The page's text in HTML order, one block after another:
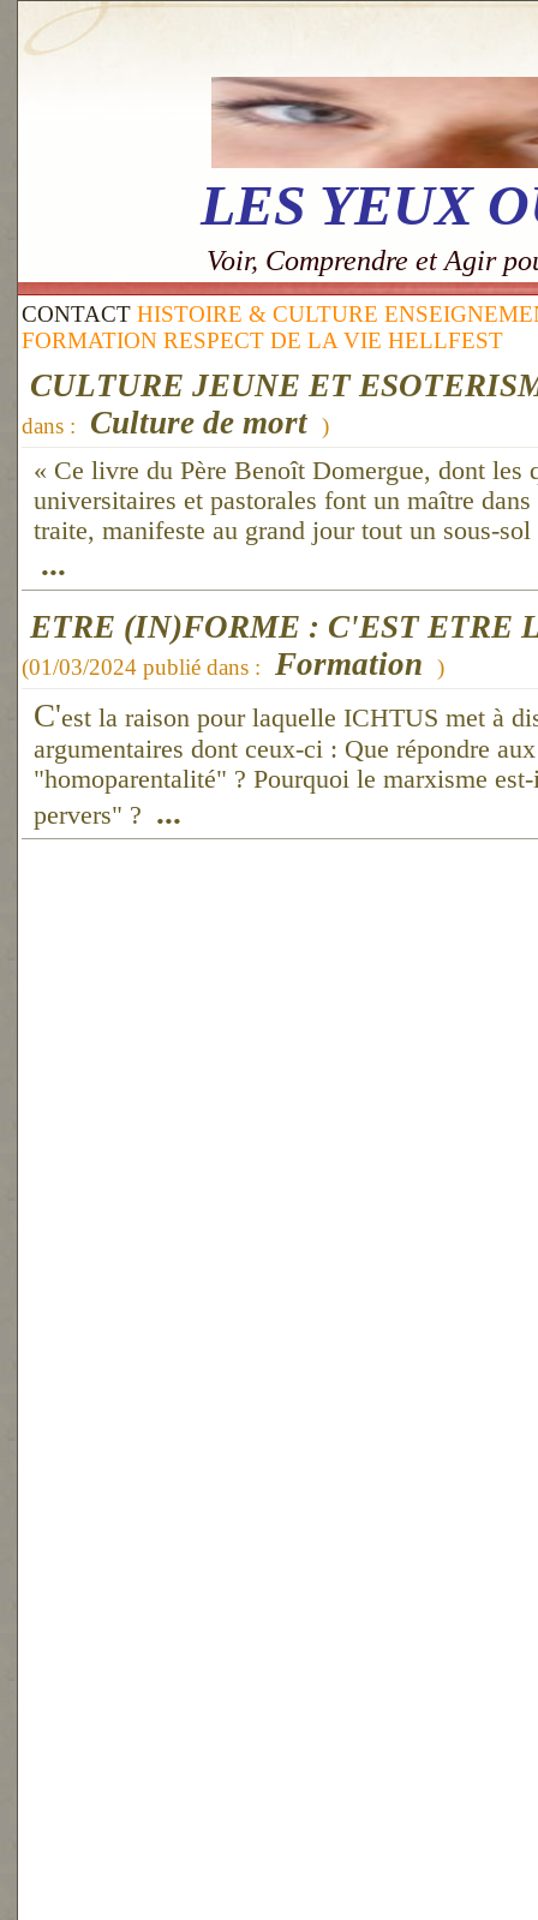
LES YEUX
Voir, Comprendre et Agir
CONTACT HISTOIRE & CULTURE
FORMATION RESPECT DE LA VIE HELLFEST
CULTURE JEUNE ET
dans : Culture de mort )
« Ce livre du Père Benoît Domergue, dont les
universitaires et pastorales font un maître
traite, manifeste au grand jour tout un sous-sol
...
ETRE (IN)FORME : C'EST ETRE
(01/03/2024 publié dans : Formation )
C'est la raison pour laquelle ICHTUS met à
argumentaires dont ceux-ci : Que répondre
"homoparentalité" ? Pourquoi le marxisme
pervers" ? ...